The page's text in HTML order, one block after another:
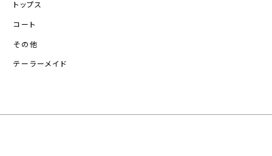
トップス
コート
その他
テーラーメイド